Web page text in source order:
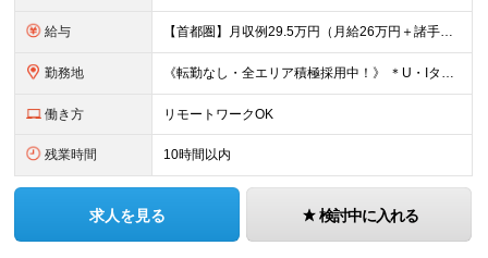
給与 【首都圏】月収例29.5万円（月給26万円＋諸手当） 【東海・関西】月収例28.5万円（月給25万円＋諸手当） 【九州】月収例26万円（月給23万円＋諸手当） ※経験・スキル・前職給与を踏まえ、総合
勤務地 《転勤なし・全エリア積極採用中！》 ＊U・Iターンも歓迎 ＊研修はオンライン実施 ★勤務エリアは下記よりお選びいただけます★ 【首都圏】東京・神奈川・千葉・埼玉 【東海】愛知 【関西】大阪、京都、兵庫
働き方 リモートワークOK
残業時間 10時間以内
求人を見る 検討中に入れる